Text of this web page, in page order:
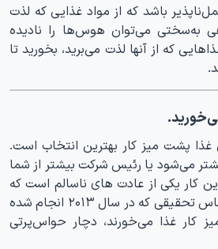
باشد که از مواد غذایی که لذت
به‌سختی می‌توان هوس‌ها را نادیده
که از آنها لذت می‌برید، بخورید تا
غذا پشت میز کار بهترین انتخاب است.
می‌شود یا رئیس شرکت بیشتر از شما
کار یکی از عادت های ناسالم است که
باید آن را ترک کنید. بر اساس تحقیقی که در سال ۲۰۱۳ انجام شده
کار غذا می‌خورند، دچار حواس‌پرتی